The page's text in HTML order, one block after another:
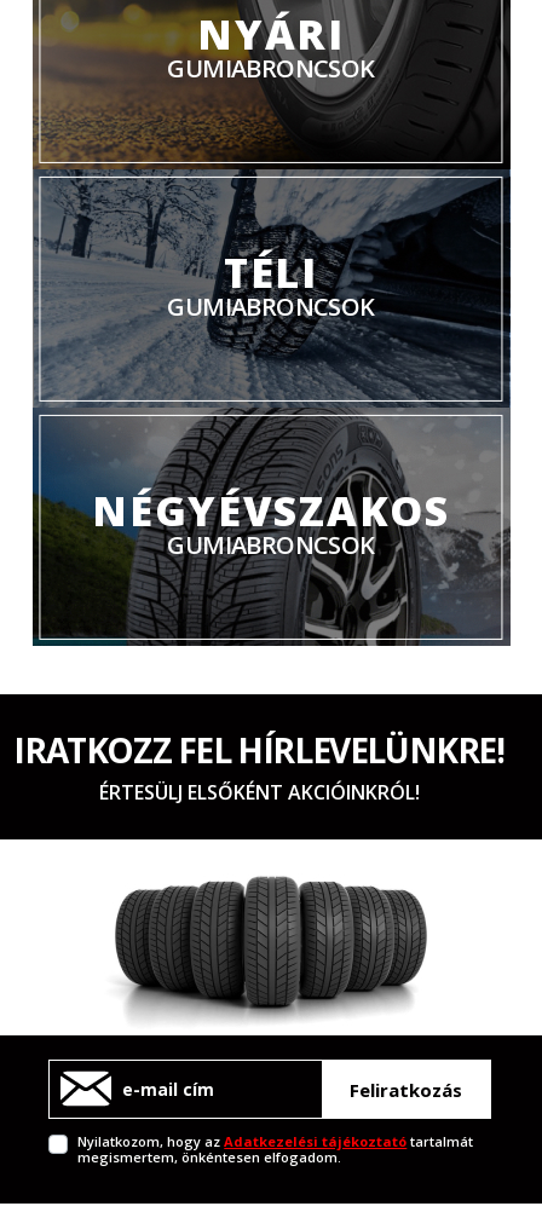
NYÁRI
GUMIABRONCSOK
TÉLI
GUMIABRONCSOK
NÉGYÉVSZAKOS
GUMIABRONCSOK
IRATKOZZ FEL HÍRLEVELÜNKRE!
ÉRTESÜLJ ELSŐKÉNT AKCIÓINKRÓL!
Feliratkozás
Nyilatkozom, hogy azAdatkezelési tájékoztató tartalmát
megismertem, önkéntesen elfogadom.